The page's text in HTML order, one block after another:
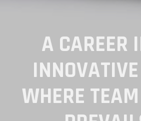
A CAREER
WHERE